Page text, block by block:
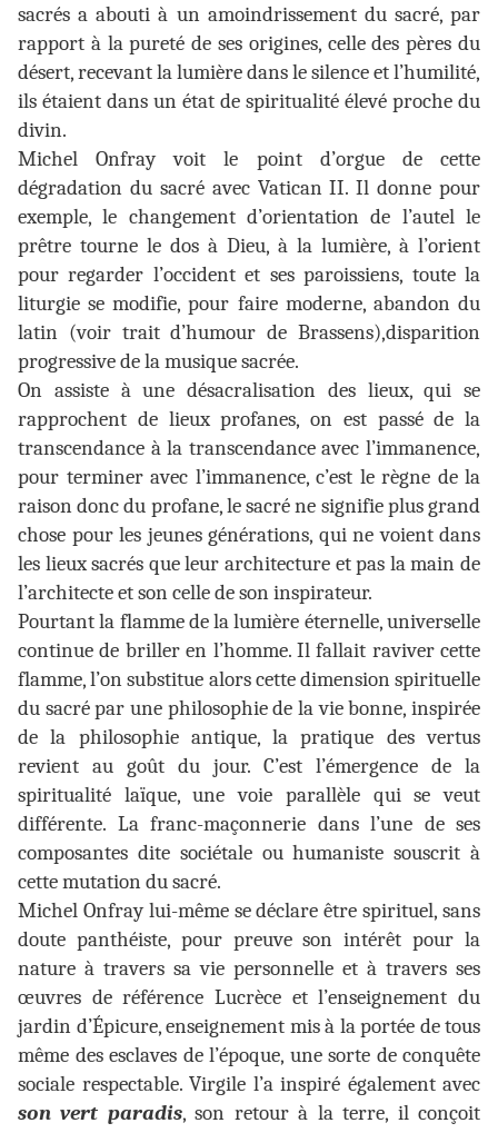
sacrés a abouti à un amoindrissement du sacré, par
rapport à la pureté de ses origines, celle des pères du
désert, recevant la lumière dans le silence et l’humilité,
ils étaient dans un état de spiritualité élevé proche du
divin.
Michel Onfray voit le point d’orgue de cette
dégradation du sacré avec Vatican II. Il donne pour
exemple, le changement d’orientation de l’autel le
prêtre tourne le dos à Dieu, à la lumière, à l’orient
pour regarder l’occident et ses paroissiens, toute la
liturgie se modifie, pour faire moderne, abandon du
latin (voir trait d’humour de Brassens),disparition
progressive de la musique sacrée.
On assiste à une désacralisation des lieux, qui se
rapprochent de lieux profanes, on est passé de la
transcendance à la transcendance avec l’immanence,
pour terminer avec l’immanence, c’est le règne de la
raison donc du profane, le sacré ne signifie plus grand
chose pour les jeunes générations, qui ne voient dans
les lieux sacrés que leur architecture et pas la main de
l’architecte et son celle de son inspirateur.
Pourtant la flamme de la lumière éternelle, universelle
continue de briller en l’homme. Il fallait raviver cette
flamme, l’on substitue alors cette dimension spirituelle
du sacré par une philosophie de la vie bonne, inspirée
de la philosophie antique, la pratique des vertus
revient au goût du jour. C’est l’émergence de la
spiritualité laïque, une voie parallèle qui se veut
différente. La franc-maçonnerie dans l’une de ses
composantes dite sociétale ou humaniste souscrit à
cette mutation du sacré.
Michel Onfray lui-même se déclare être spirituel, sans
doute panthéiste, pour preuve son intérêt pour la
nature à travers sa vie personnelle et à travers ses
œuvres de référence Lucrèce et l’enseignement du
jardin d’Épicure, enseignement mis à la portée de tous
même des esclaves de l’époque, une sorte de conquête
sociale respectable. Virgile l’a inspiré également avec
son vert paradis, son retour à la terre, il conçoit